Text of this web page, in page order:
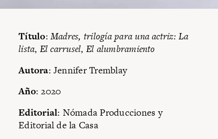
Título:Madres, trilogía para una actriz: La
lista, El carrusel, El alumbramiento
Autora: Jennifer Tremblay
Año: 2020
Editorial: Nómada Producciones y
Editorial de la Casa